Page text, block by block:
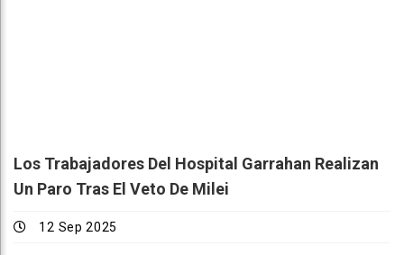
Los Trabajadores Del Hospital Garrahan Realizan
Un Paro Tras El Veto De Milei
12 Sep 2025